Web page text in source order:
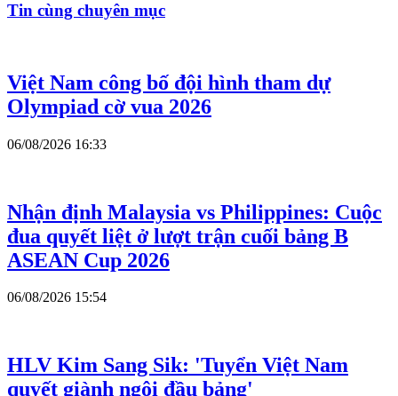
Tin cùng chuyên mục
Việt Nam công bố đội hình tham dự
Olympiad cờ vua 2026
06/08/2026 16:33
Nhận định Malaysia vs Philippines: Cuộc
đua quyết liệt ở lượt trận cuối bảng B
ASEAN Cup 2026
06/08/2026 15:54
HLV Kim Sang Sik: 'Tuyển Việt Nam
quyết giành ngôi đầu bảng'